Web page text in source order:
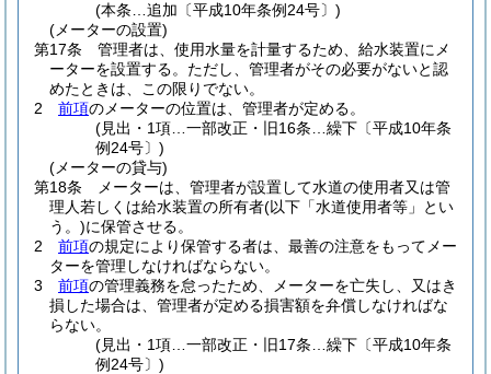
(本条…追加〔平成10年条例24号〕)
(メーターの設置)
第17条
管理者は、使用水量を計量するため、給水装置にメ
ーターを設置する。 ただし、管理者がその必要がないと認
めたときは、この限りでない。
2
前項のメーターの位置は、管理者が定める。
(見出・1項…一部改正・旧16条…繰下〔平成10年条
例24号〕)
(メーターの貸与)
第18条
メーターは、管理者が設置して水道の使用者又は管
理人若しくは給水装置の所有者(以下「水道使用者等」とい
う。)に保管させる。
2
前項の規定により保管する者は、最善の注意をもってメー
ターを管理しなければならない。
3
前項の管理義務を怠ったため、メーターを亡失し、又はき
損した場合は、管理者が定める損害額を弁償しなければな
らない。
(見出・1項…一部改正・旧17条…繰下〔平成10年条
例24号〕)